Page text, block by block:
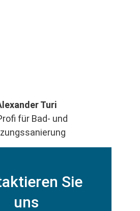
Turi
für Bad- und
Sie
uns